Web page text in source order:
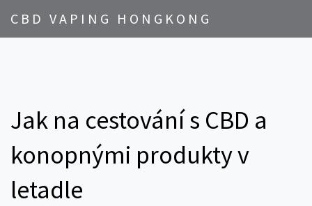
CBD VAPING HONGKONG
Jak na cestování s CBD a
konopnými produkty v
letadle